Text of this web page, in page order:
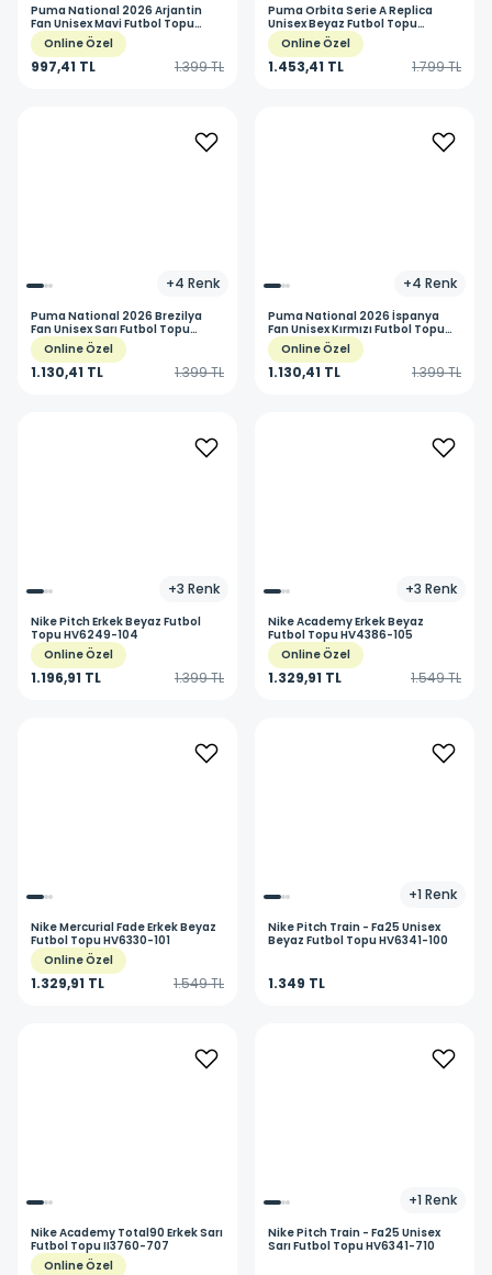
PumaNational 2026 Arjantin
Fan Unisex Mavi Futbol Topu
08496901
Online Özel
997,41 TL 1.399 TL
PumaOrbita Serie A Replica
Unisex Beyaz Futbol Topu
08464003
Online Özel
1.453,41 TL 1.799 TL
+4 Renk
PumaNational 2026 Brezilya
Fan Unisex Sarı Futbol Topu
08496902
Online Özel
1.130,41 TL 1.399 TL
+4 Renk
PumaNational 2026 İspanya
Fan Unisex Kırmızı Futbol Topu
08496909
Online Özel
1.130,41 TL 1.399 TL
+3 Renk
NikePitch Erkek Beyaz Futbol
Topu HV6249-104
Online Özel
1.196,91 TL 1.399 TL
+3 Renk
NikeAcademy Erkek Beyaz
Futbol Topu HV4386-105
Online Özel
1.329,91 TL 1.549 TL
NikeMercurial Fade Erkek Beyaz
Futbol Topu HV6330-101
Online Özel
1.329,91 TL 1.549 TL
+1 Renk
NikePitch Train - Fa25 Unisex
Beyaz Futbol Topu HV6341-100
1.349 TL
NikeAcademy Total90 Erkek Sarı
Futbol Topu II3760-707
Online Özel
+1 Renk
NikePitch Train - Fa25 Unisex
Sarı Futbol Topu HV6341-710